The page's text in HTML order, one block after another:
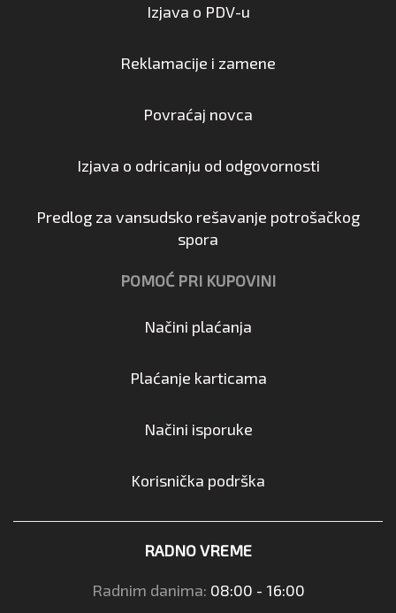
Izjava o PDV-u
Reklamacije i zamene
Povraćaj novca
Izjava o odricanju od odgovornosti
Predlog za vansudsko rešavanje potrošačkog
spora
POMOĆ PRI KUPOVINI
Načini plaćanja
Plaćanje karticama
Načini isporuke
Korisnička podrška
RADNO VREME
Radnim danima: 08:00 - 16:00